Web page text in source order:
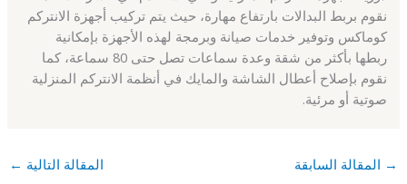
نقوم بربط البدالات بارتفاع مهارة، حيث يتم تركيب أجهزة الانتركم
كوماكس وتوفير خدمات صيانة وبرمجة لهذه الأجهزة بإمكانية
ربطها بأكثر من شقة وعدة سماعات تصل حتى 80 سماعة، كما
نقوم بإصلاح أعطال الشاشة والمايك في أنظمة الانتركم المنزلية
صوتية أو مرئية.
→ المقالة السابقة المقالة التالية ←